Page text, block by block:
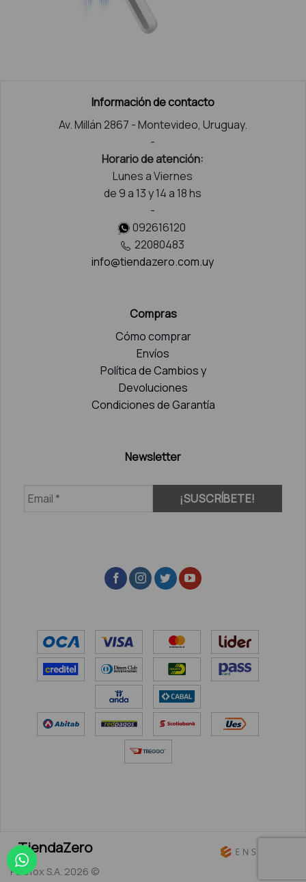
Información de contacto
Av. Millán 2867 - Montevideo, Uruguay.
-
Horario de atención:
Lunes a Viernes
de 9 a 13 y 14 a 18 hs
-
092616120
22080483
info@tiendazero.com.uy
Compras
Cómo comprar
Envíos
Política de Cambios y
Devoluciones
Condiciones de Garantía
Newsletter
TiendaZero
Palefox S.A. 2026 ©